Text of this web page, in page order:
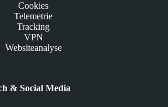
Cookies
Telemetrie
Tracking
VPN
Websiteanalyse
& Social Media